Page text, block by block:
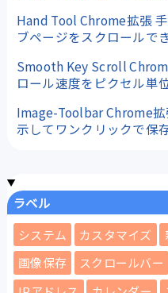
Hand Tool Chrome拡張
ブページをスクロールで
Smooth Key Scroll
ロール速度をピクセル単
Image-Toolbar Chrome
示してワンクリックで保
ラベル
システム カスタマイズ
画像保存
スクロールバー